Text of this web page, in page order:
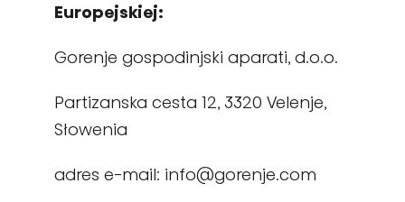
Europejskiej:
Gorenje gospodinjski aparati, d.o.o.
Partizanska cesta 12, 3320 Velenje,
Słowenia
adres e-mail: info@gorenje.com